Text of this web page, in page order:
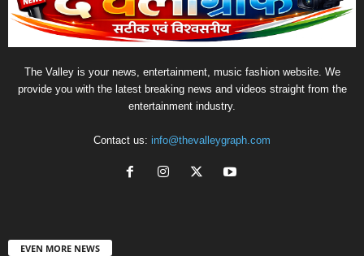
The Valley is your news, entertainment, music fashion website. We
provide you with the latest breaking news and videos straight from the
entertainment industry.
Contact us: info@thevalleygraph.com
EVEN MORE NEWS